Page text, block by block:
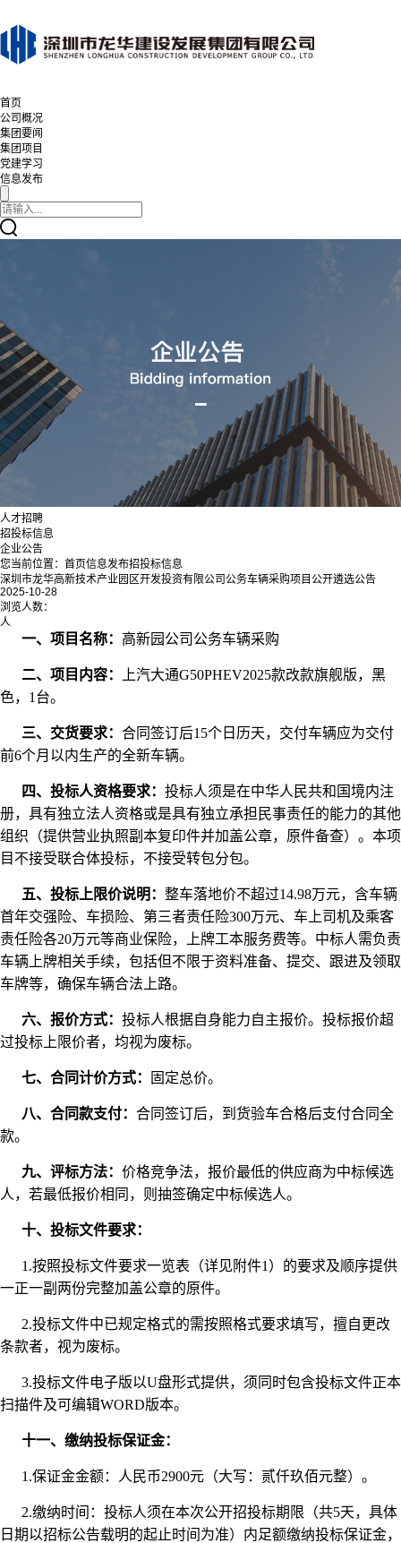
首页
公司概况
集团要闻
集团项目
党建学习
信息发布
人才招聘
招投标信息
企业公告
您当前位置： 首页信息发布招投标信息
深圳市龙华高新技术产业园区开发投资有限公司公务车辆采购项目公开遴选公告
2025-10-28
浏览人数：
人
一、项目名称： 高新园公司公务车辆采购
二、项目内容：
上汽大通G50PHEV2025款改款旗舰版，黑
色，1台。
三、交货要求： 合同签订后15个日历天，交付车辆应为交付
前6个月以内生产的全新车辆。
四、投标人资格要求： 投标人须是在中华人民共和国境内注
册，具有独立法人资格或是具有独立承担民事责任的能力的其他
组织（提供营业执照副本复印件并加盖公章，原件备查）。本项
目不接受联合体投标，不接受转包分包。
五、投标上限价说明： 整车落地价不超过14.98万元，含车辆
首年交强险、车损险、第三者责任险300万元、车上司机及乘客
责任险各20万元等商业保险，上牌工本服务费等。中标人需负责
车辆上牌相关手续，包括但不限于资料准备、提交、跟进及领取
车牌等，确保车辆合法上路。
六、报价方式： 投标人根据自身能力自主报价。投标报价超
过投标上限价者，均视为废标。
七、合同计价方式： 固定总价。
八、合同款支付： 合同签订后，到货验车合格后支付合同全
款。
九、评标方法： 价格竞争法，报价最低的供应商为中标候选
人，若最低报价相同，则抽签确定中标候选人。
十、投标文件要求：
1.按照投标文件要求一览表（详见附件1）的要求及顺序提供
一正一副两份完整加盖公章的原件。
2.投标文件中已规定格式的需按照格式要求填写，擅自更改
条款者，视为废标。
3.投标文件电子版以U盘形式提供，须同时包含投标文件正本
扫描件及可编辑WORD版本。
十一、缴纳投标保证金：
1.保证金金额：人民币2900元（大写：贰仟玖佰元整）。
2.缴纳时间：投标人须在本次公开招投标期限（共5天，具体
日期以招标公告载明的起止时间为准）内足额缴纳投标保证金，